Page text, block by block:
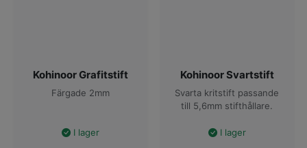
Kohinoor Grafitstift
Färgade 2mm
I lager
Kohinoor Svartstift
Svarta kritstift passande
till 5,6mm stifthållare.
I lager